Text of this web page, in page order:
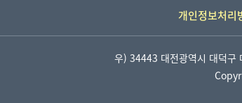
개인정보처리
우) 34443 대전광역시 대덕구